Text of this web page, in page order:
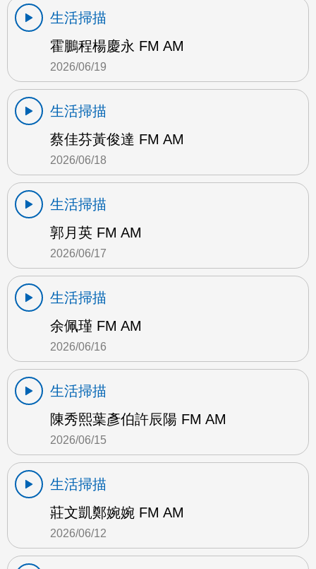
生活掃描
霍鵬程楊慶永 FM AM
2026/06/19
生活掃描
蔡佳芬黃俊達 FM AM
2026/06/18
生活掃描
郭月英 FM AM
2026/06/17
生活掃描
余佩瑾 FM AM
2026/06/16
生活掃描
陳秀熙葉彥伯許辰陽 FM AM
2026/06/15
生活掃描
莊文凱鄭婉婉 FM AM
2026/06/12